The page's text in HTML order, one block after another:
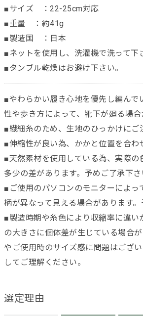
■サイズ ：22-25cm対応
■重量 ：約41g
■製造国 ：日本
■ネットを使用し、洗濯機で洗って下
■タンブル乾燥はお避け下さい。
■やわらかい履き心地を優先し編んで
性や歩き方によって、靴下が廻る場合
■繊細糸のため、生地のひっかけにご
■伸縮性が良い為、かかと位置を合わ
■天然素材を使用している為、実際の
多少の差があります。予めご了承下さ
■ご使用のパソコンのモニターによっ
柄が異なって見える場合があります。
■製造時期や糸色により収縮率に違い
の大きさに個体差が生じている場合
やご使用時のサイズ感に問題はござ
してご理解ください。
選定理由